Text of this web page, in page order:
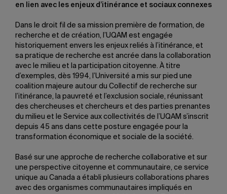
en lien avec les enjeux d’itinérance et sociaux connexes
Dans le droit fil de sa mission première de formation, de
recherche et de création, l’UQAM est engagée
historiquement envers les enjeux reliés à l’itinérance, et
sa pratique de recherche est ancrée dans la collaboration
avec le milieu et la participation citoyenne. À titre
d’exemples, dès 1994, l’Université a mis sur pied une
coalition majeure autour du Collectif de recherche sur
l’itinérance, la pauvreté et l’exclusion sociale, réunissant
des chercheuses et chercheurs et des parties prenantes
du milieu et le Service aux collectivités de l’UQAM s’inscrit
depuis 45 ans dans cette posture engagée pour la
transformation économique et sociale de la société.
Basé sur une approche de recherche collaborative et sur
une perspective citoyenne et communautaire, ce service
unique au Canada a établi plusieurs collaborations phares
avec des organismes communautaires impliqués en